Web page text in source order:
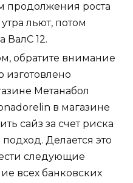
роста
льют, потом
ВалС 12.
обратите внимание
изготовлено
Метанабол
в магазине
сайз за счет риска
Делается это
следующие
всех банковских